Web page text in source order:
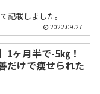
記載しました。
2022.09.27
1ヶ月半で-5㎏！
だけで痩せられた